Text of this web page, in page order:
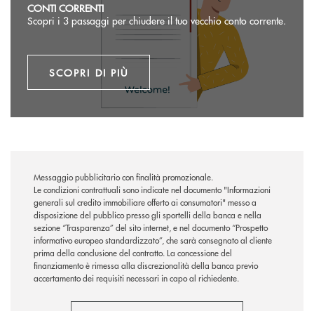
CONTI CORRENTI
Scopri i 3 passaggi per chiudere il tuo vecchio conto corrente.
SCOPRI DI PIÙ
Messaggio pubblicitario con finalità promozionale.
Le condizioni contrattuali sono indicate nel documento "Informazioni
generali sul credito immobiliare offerto ai consumatori" messo a
disposizione del pubblico presso gli sportelli della banca e nella
sezione “Trasparenza” del sito internet, e nel documento “Prospetto
informativo europeo standardizzato”, che sarà consegnato al cliente
prima della conclusione del contratto. La concessione del
finanziamento è rimessa alla discrezionalità della banca previo
accertamento dei requisiti necessari in capo al richiedente.